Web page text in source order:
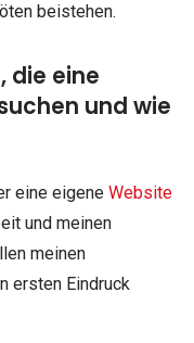
beistehen.
die eine
und wie
eine eigene Website
und meinen
meinen
ersten Eindruck